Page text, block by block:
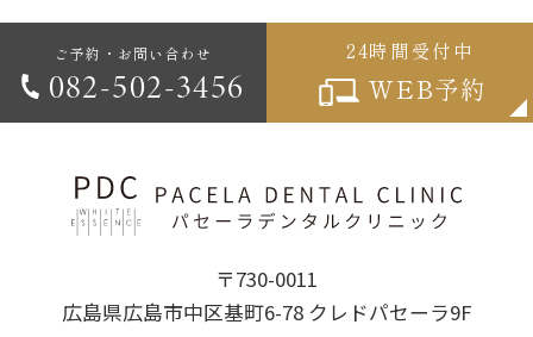
ご予約・お問い合わせ
082-502-3456
24時間受付中
WEB予約
〒730-0011
広島県広島市中区基町6-78 クレドパセーラ9F